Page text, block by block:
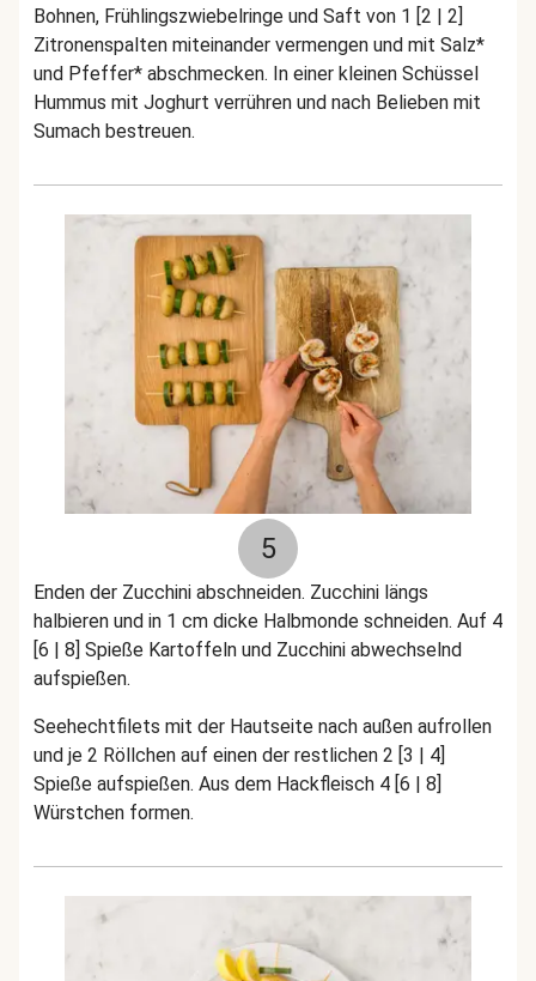
Bohnen, Frühlingszwiebelringe und Saft von 1 [2 | 2]
Zitronenspalten miteinander vermengen und mit Salz*
und Pfeffer* abschmecken. In einer kleinen Schüssel
Hummus mit Joghurt verrühren und nach Belieben mit
Sumach bestreuen.
5
Enden der Zucchini abschneiden. Zucchini längs
halbieren und in 1 cm dicke Halbmonde schneiden. Auf 4
[6 | 8] Spieße Kartoffeln und Zucchini abwechselnd
aufspießen.
Seehechtfilets mit der Hautseite nach außen aufrollen
und je 2 Röllchen auf einen der restlichen 2 [3 | 4]
Spieße aufspießen. Aus dem Hackfleisch 4 [6 | 8]
Würstchen formen.